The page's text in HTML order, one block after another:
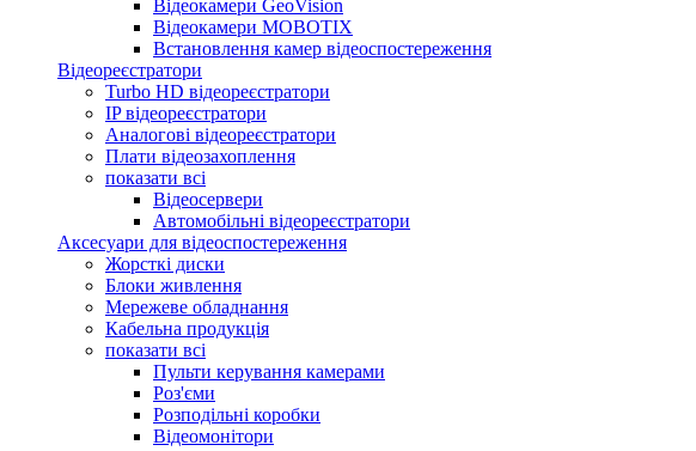
Відеокамери GeoVision
Відеокамери MOBOTIX
Встановлення камер відеоспостереження
Відеореєстратори
Turbo HD відеореєстратори
IP відеореєстратори
Аналогові відеореєстратори
Плати відеозахоплення
показати всі
Відеосервери
Автомобільні відеореєстратори
Аксесуари для відеоспостереження
Жорсткі диски
Блоки живлення
Мережеве обладнання
Кабельна продукція
показати всі
Пульти керування камерами
Роз'єми
Розподільні коробки
Відеомонітори